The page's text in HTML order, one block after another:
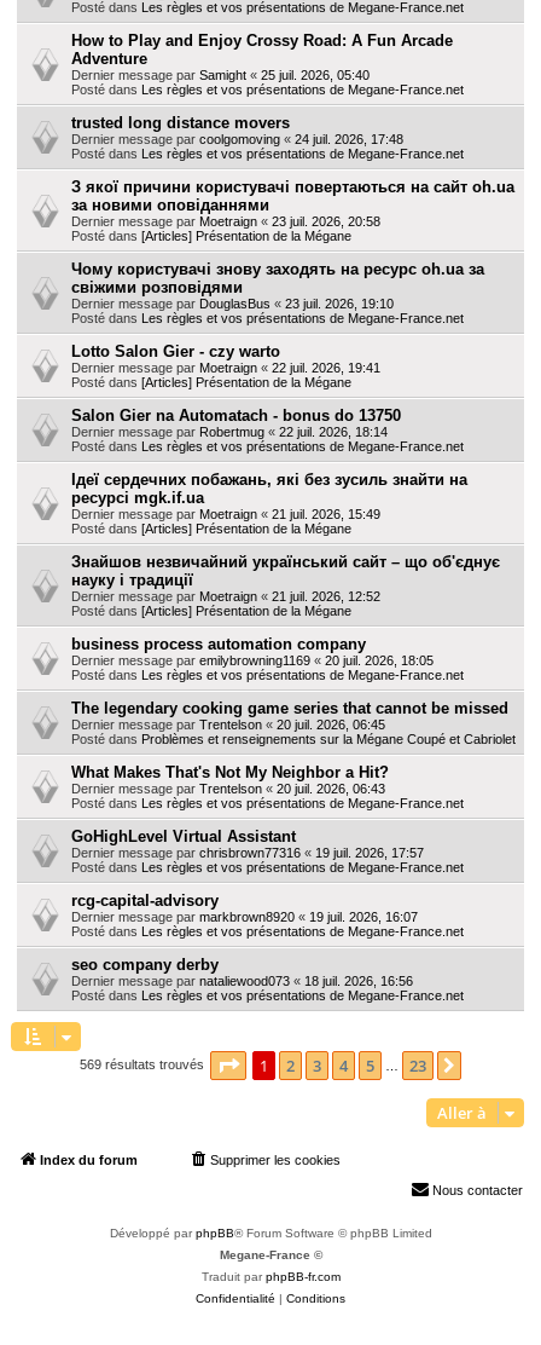
Posté dans Les règles et vos présentations de Megane-France.net
How to Play and Enjoy Crossy Road: A Fun Arcade
Adventure
Dernier message par Samight « 25 juil. 2026, 05:40
Posté dans Les règles et vos présentations de Megane-France.net
trusted long distance movers
Dernier message par coolgomoving « 24 juil. 2026, 17:48
Posté dans Les règles et vos présentations de Megane-France.net
З якої причини користувачі повертаються на сайт oh.ua
за новими оповіданнями
Dernier message par Moetraign « 23 juil. 2026, 20:58
Posté dans [Articles] Présentation de la Mégane
Чому користувачі знову заходять на ресурс oh.ua за
свіжими розповідями
Dernier message par DouglasBus « 23 juil. 2026, 19:10
Posté dans Les règles et vos présentations de Megane-France.net
Lotto Salon Gier - czy warto
Dernier message par Moetraign « 22 juil. 2026, 19:41
Posté dans [Articles] Présentation de la Mégane
Salon Gier na Automatach - bonus do 13750
Dernier message par Robertmug « 22 juil. 2026, 18:14
Posté dans Les règles et vos présentations de Megane-France.net
Ідеї сердечних побажань, які без зусиль знайти на
ресурсі mgk.if.ua
Dernier message par Moetraign « 21 juil. 2026, 15:49
Posté dans [Articles] Présentation de la Mégane
Знайшов незвичайний український сайт – що об'єднує
науку і традиції
Dernier message par Moetraign « 21 juil. 2026, 12:52
Posté dans [Articles] Présentation de la Mégane
business process automation company
Dernier message par emilybrowning1169 « 20 juil. 2026, 18:05
Posté dans Les règles et vos présentations de Megane-France.net
The legendary cooking game series that cannot be missed
Dernier message par Trentelson « 20 juil. 2026, 06:45
Posté dans Problèmes et renseignements sur la Mégane Coupé et Cabriolet
What Makes That's Not My Neighbor a Hit?
Dernier message par Trentelson « 20 juil. 2026, 06:43
Posté dans Les règles et vos présentations de Megane-France.net
GoHighLevel Virtual Assistant
Dernier message par chrisbrown77316 « 19 juil. 2026, 17:57
Posté dans Les règles et vos présentations de Megane-France.net
rcg-capital-advisory
Dernier message par markbrown8920 « 19 juil. 2026, 16:07
Posté dans Les règles et vos présentations de Megane-France.net
seo company derby
Dernier message par nataliewood073 « 18 juil. 2026, 16:56
Posté dans Les règles et vos présentations de Megane-France.net
569 résultats trouvés Page 1sur23
1 2 3 4 5 23
Aller à
Index du forum Supprimer les cookies
Nous contacter
Développé parphpBB® Forum Software © phpBB Limited
Megane-France ©
Traduit parphpBB-fr.com
Confidentialité | Conditions